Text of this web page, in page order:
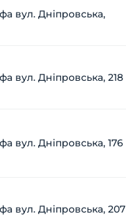
вул. Дніпровська,
вул. Дніпровська, 218
вул. Дніпровська, 176
вул. Дніпровська, 207